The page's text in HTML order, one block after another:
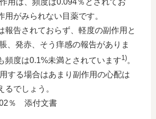
用がみられない目薬です。
報告されておらず、軽度の副作用と
、発赤、そう痒感の報告がありま
頻度は0.1%未満とされています1)。
する場合はあまり副作用の心配は
るでしょう。
％ 添付文書